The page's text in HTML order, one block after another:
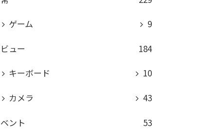
ゲーム
9
ュー
184
キーボード
10
カメラ 43
ント
53